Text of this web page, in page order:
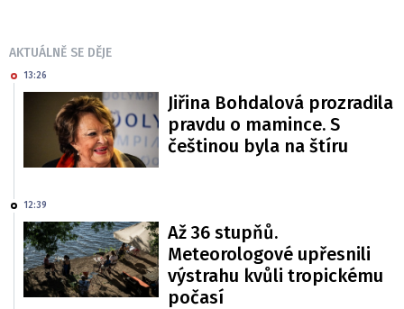
AKTUÁLNĚ SE DĚJE
13:26
Jiřina Bohdalová prozradila
pravdu o mamince. S
češtinou byla na štíru
12:39
Až 36 stupňů.
Meteorologové upřesnili
výstrahu kvůli tropickému
počasí